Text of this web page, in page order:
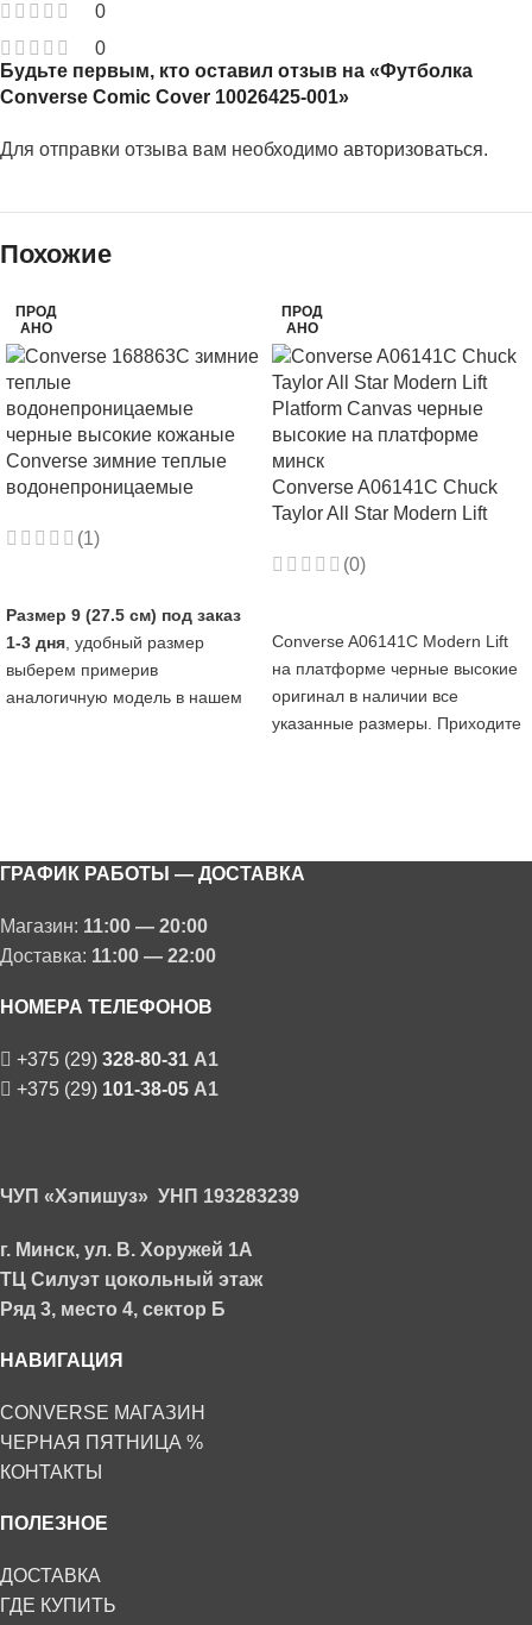
0
0
Будьте первым, кто оставил отзыв на «Футболка
Converse Comic Cover 10026425-001»
Для отправки отзыва вам необходимо авторизоваться.
Похожие
ПРОД
АНО
Converse зимние теплые
водонепроницаемые
кожаные(1)
Размер 9 (27.5 см) под заказ
1-3 дня , удобный размер
выберем примерив
аналогичную модель в нашем
цокольном этаже ТЦ СИЛУЭТ.
ПРОД
АНО
Converse A06141C Chuck
Taylor All Star Modern Lift
(0)
Converse A06141C Modern Lift
на платформе черные высокие
оригинал в наличии все
указанные размеры. Приходите
ГРАФИК РАБОТЫ — ДОСТАВКА
Магазин: 11:00 — 20:00
Доставка: 11:00 — 22:00
НОМЕРА ТЕЛЕФОНОВ
+375 (29) 328-80-31 A1
+375 (29) 101-38-05 A1
ЧУП «Хэпишуз» УНП 193283239
г. Минск, ул. В. Хоружей 1А
ТЦ Силуэт цокольный этаж
Ряд 3, место 4, сектор Б
НАВИГАЦИЯ
CONVERSE МАГАЗИН
ЧЕРНАЯ ПЯТНИЦА %
КОНТАКТЫ
ПОЛЕЗНОЕ
ДОСТАВКА
ГДЕ КУПИТЬ